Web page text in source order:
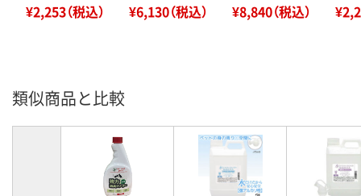
¥2,253（税込） ¥6,130（税込） ¥8,840（税込）
類似商品と比較